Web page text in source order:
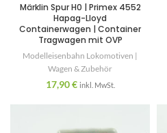
Märklin Spur H0 | Primex 4552
Hapag-Lloyd
Containerwagen | Container
Tragwagen mit OVP
Modelleisenbahn Lokomotiven |
Wagen & Zubehör
17,90€ inkl. MwSt.